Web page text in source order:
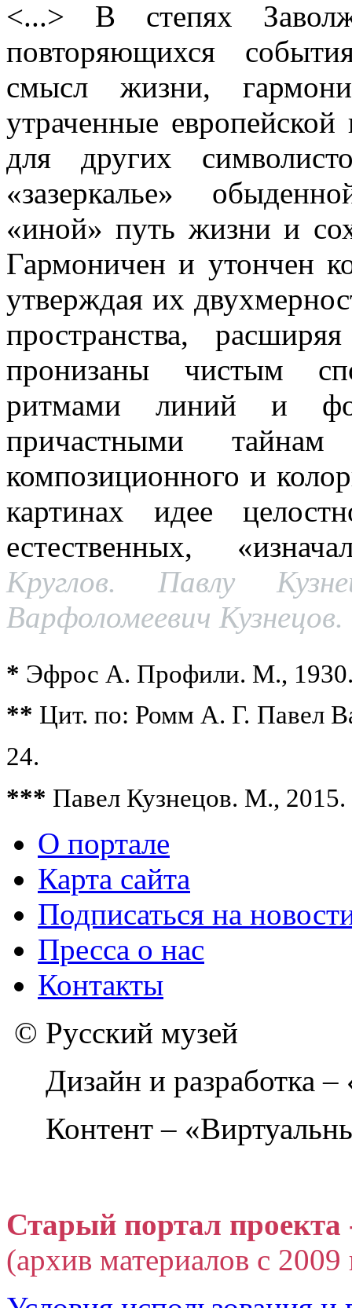
<...> В степях
повторяющихся
смысл жизни,
утраченные
для других
«зазеркалье»
«иной» путь жизни и
Гармоничен и утончен
утверждая их
пространства,
пронизаны чистым
ритмами линий и
причастными
композиционного и
картинах идее
естественных,
Круглов. Павлу
Варфоломеевич
* Эфрос А. Профили. М.,
** Цит. по: Ромм А. Г. Павел
24.
*** Павел Кузнецов. М.,
О портале
Карта сайта
Подписаться на
Пресса о нас
Контакты
© Русский музей
Дизайн и разработка
Контент –
Старый портал
(архив материалов с